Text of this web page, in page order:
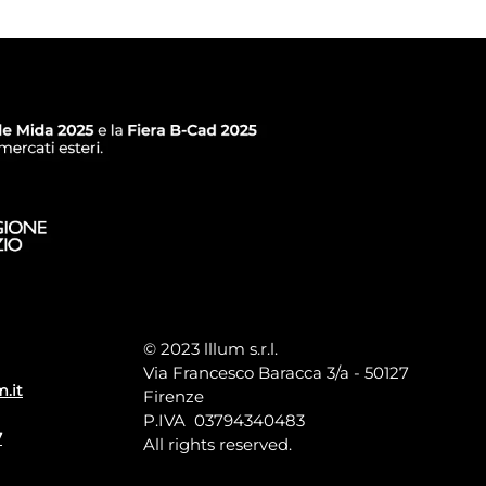
© 2023 lllum s.r.l.
Via Francesco Baracca 3/a - 50127
Firenze
P.IVA 03794340483
All rights reserved.